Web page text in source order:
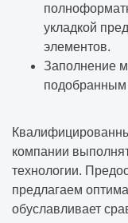
укладкой
элементов.
Заполнение
подобранным
компании
технологии.
предлагаем
обуславливает